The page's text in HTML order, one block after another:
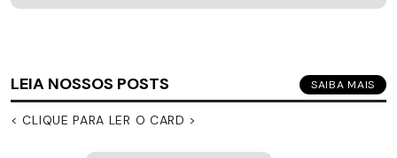
LEIA NOSSOS POSTS SAIBA MAIS
< CLIQUE PARA LER O CARD >